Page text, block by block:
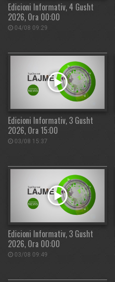
Edicioni Informativ, 4 Gusht
2026, Ora 00:00
04/08 09:29
Edicioni Informativ, 3 Gusht
2026, Ora 15:00
03/08 15:37
Edicioni Informativ, 3 Gusht
2026, Ora 00:00
03/08 09:49